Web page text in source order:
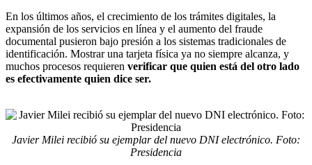
En los últimos años, el crecimiento de los trámites digitales, la
expansión de los servicios en línea y el aumento del fraude
documental pusieron bajo presión a los sistemas tradicionales de
identificación. Mostrar una tarjeta física ya no siempre alcanza, y
muchos procesos requieren verificar que quien está del otro lado
es efectivamente quien dice ser.
Javier Milei recibió su ejemplar del nuevo DNI electrónico. Foto:
Presidencia